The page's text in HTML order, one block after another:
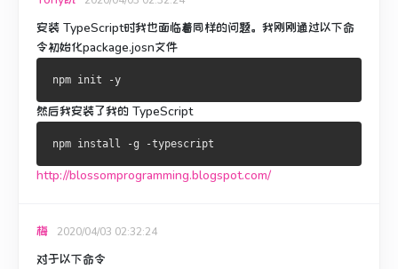
安装 TypeScript时我也面临着同样的问题。 我刚刚通过以下命
令初始化package.josn文件
然后我安装了我的 TypeScript
http://blossomprogramming.blogspot.com/
梅 2020/04/03 02:32:24
对于以下命令